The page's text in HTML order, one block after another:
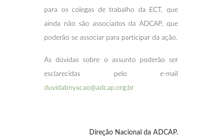
para os colegas de trabalho da ECT, que
ainda não são associados da ADCAP, que
poderão se associar para participar da ação.
As dúvidas sobre o assunto poderão ser
esclarecidas pelo e-mail
duvidabnyacao@adcap.org.br
Direção Nacional da ADCAP.